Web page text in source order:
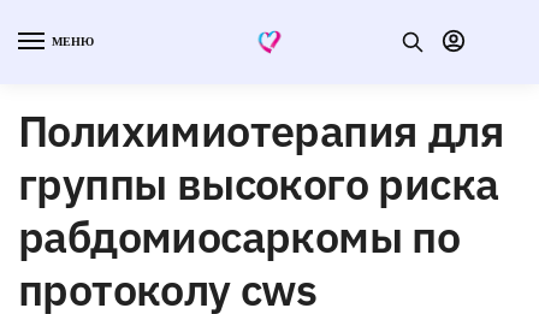
МЕНЮ
Полихимиотерапия для
группы высокого риска
рабдомиосаркомы по
протоколу cws